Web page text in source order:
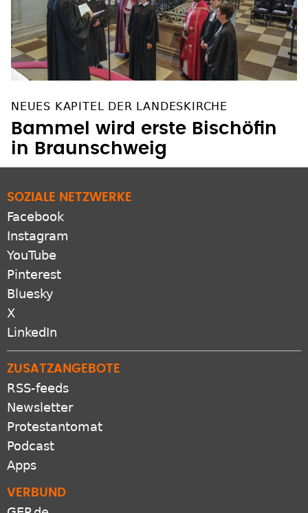
NEUES KAPITEL DER LANDESKIRCHE
Bammel wird erste Bischöfin
in Braunschweig
SOZIALE NETZWERKE
Facebook
Instagram
YouTube
Pinterest
Bluesky
X
LinkedIn
ZUSATZANGEBOTE
RSS-feeds
Newsletter
Protestantomat
Podcast
Apps
VERBUND